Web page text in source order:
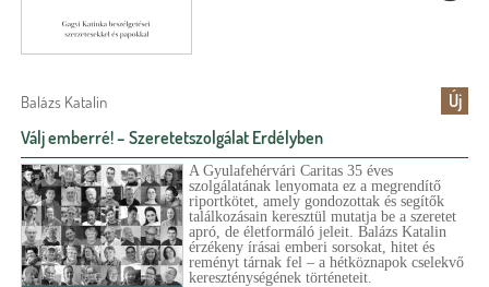
Új
Balázs Katalin
Válj emberré! – Szeretetszolgálat Erdélyben
A Gyulafehérvári Caritas 35 éves
szolgálatának lenyomata ez a megrendítő
riportkötet, amely gondozottak és segítők
találkozásain keresztül mutatja be a szeretet
apró, de életformáló jeleit. Balázs Katalin
érzékeny írásai emberi sorsokat, hitet és
reményt tárnak fel – a hétköznapok cselekvő
kereszténységének történeteit.